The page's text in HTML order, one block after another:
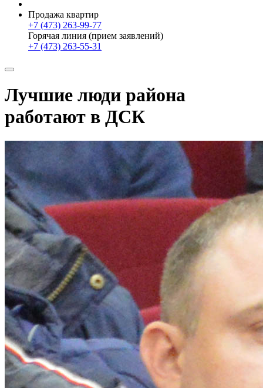
Продажа квартир
+7 (473) 263-99-77
Горячая линия (прием заявлений)
+7 (473) 263-55-31
Лучшие люди района
работают в ДСК